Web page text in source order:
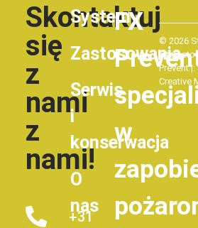
Skontaktuj
się
z
nami
z
nami!
+31
System
Zastosowania
Serwis
i
konserwacja
O
nas
FX
w
© 2026
Prevent |:
Creative